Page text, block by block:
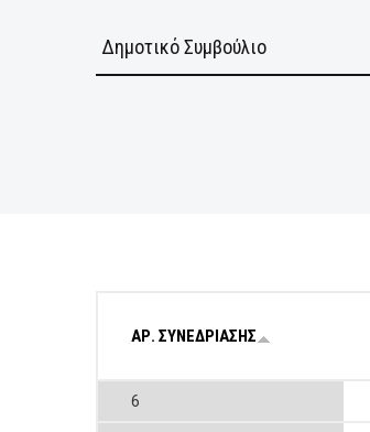
ΕΠΙΧΕΙΡΗΣΕΙΣ
ΑΡ. ΣΥΝΕΔΡΙΑΣΗΣ
6